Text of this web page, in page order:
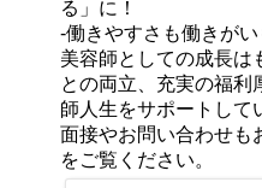
る」に！
-働きやすさも働きが
美容師としての成長は
との両立、充実の福利
師人生をサポートして
面接やお問い合わせも
をご覧ください。